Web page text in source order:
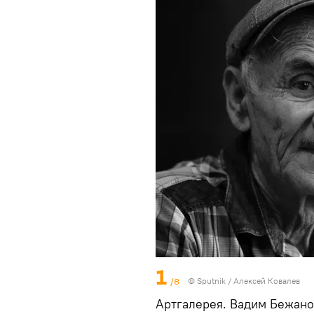
1 /8 © Sputnik / Алексей Ковалев
Артгалерея. Вадим